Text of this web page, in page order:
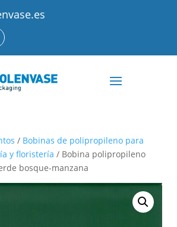
/ Bobinas de polipropileno para
y floristería / Bobina polipropileno
bosque-manzana